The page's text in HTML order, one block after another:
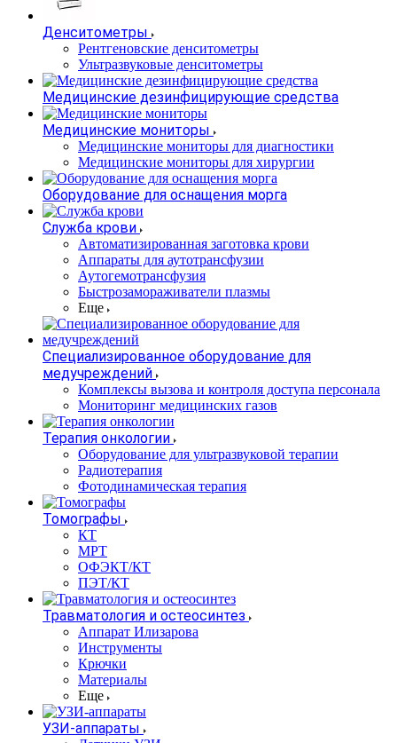
Денситометры
Рентгеновские денситометры
Ультразвуковые денситометры
Медицинские дезинфицирующие средства
Медицинские мониторы
Медицинские мониторы для диагностики
Медицинские мониторы для хирургии
Оборудование для оснащения морга
Служба крови
Автоматизированная заготовка крови
Аппараты для аутотрансфузии
Аутогемотрансфузия
Быстрозамораживатели плазмы
Еще
Специализированное оборудование для
медучреждений
Комплексы вызова и контроля доступа персонала
Мониторинг медицинских газов
Терапия онкологии
Оборудование для ультразвуковой терапии
Радиотерапия
Фотодинамическая терапия
Томографы
КТ
МРТ
ОФЭКТ/КТ
ПЭТ/КТ
Травматология и остеосинтез
Аппарат Илизарова
Инструменты
Крючки
Материалы
Еще
УЗИ-аппараты